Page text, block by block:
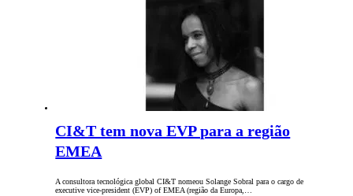
CI&T tem nova EVP para a região
EMEA
A consultora tecnológica global CI&T nomeou Solange Sobral para o cargo de
executive vice-president (EVP) of EMEA (região da Europa,…